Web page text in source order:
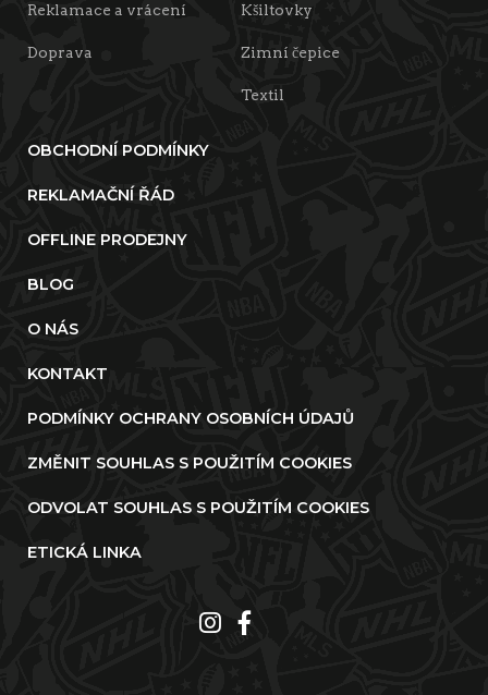
Reklamace a vrácení
Doprava
Kšiltovky
Zimní čepice
Textil
OBCHODNÍ PODMÍNKY
REKLAMAČNÍ ŘÁD
OFFLINE PRODEJNY
BLOG
O NÁS
KONTAKT
PODMÍNKY OCHRANY OSOBNÍCH ÚDAJŮ
ZMĚNIT SOUHLAS S POUŽITÍM COOKIES
ODVOLAT SOUHLAS S POUŽITÍM COOKIES
ETICKÁ LINKA